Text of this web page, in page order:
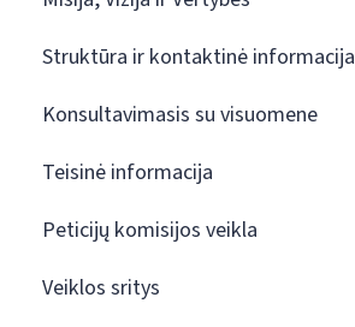
Struktūra ir kontaktinė informacija
Konsultavimasis su visuomene
Teisinė informacija
Peticijų komisijos veikla
Veiklos sritys